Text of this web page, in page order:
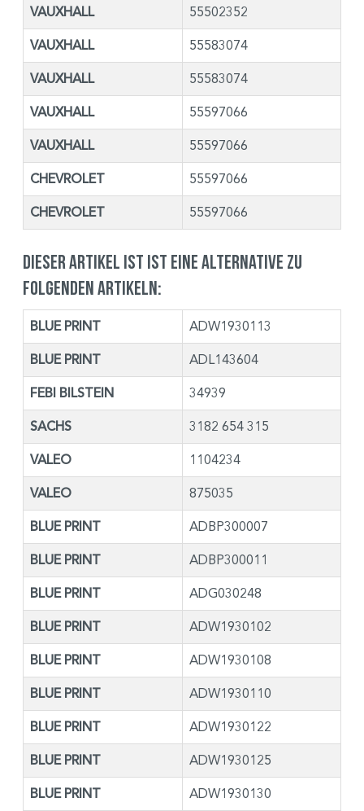
VAUXHALL 55502352
VAUXHALL 55583074
VAUXHALL 55583074
VAUXHALL 55597066
VAUXHALL 55597066
CHEVROLET 55597066
CHEVROLET 55597066
Dieser Artikel ist ist eine Alternative zu
folgenden Artikeln:
BLUE PRINT ADW1930113
BLUE PRINT ADL143604
FEBI BILSTEIN 34939
SACHS 3182 654 315
VALEO 1104234
VALEO 875035
BLUE PRINT ADBP300007
BLUE PRINT ADBP300011
BLUE PRINT ADG030248
BLUE PRINT ADW1930102
BLUE PRINT ADW1930108
BLUE PRINT ADW1930110
BLUE PRINT ADW1930122
BLUE PRINT ADW1930125
BLUE PRINT ADW1930130